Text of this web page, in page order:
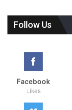
Follow Us
Facebook
Likes